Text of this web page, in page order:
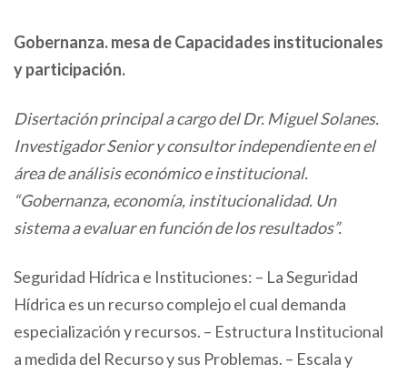
Gobernanza. mesa de Capacidades institucionales
y participación.
Disertación principal a cargo del Dr. Miguel Solanes.
Investigador Senior y consultor independiente en el
área de análisis económico e institucional.
“Gobernanza, economía, institucionalidad. Un
sistema a evaluar en función de los resultados”.
Seguridad Hídrica e Instituciones: – La Seguridad
Hídrica es un recurso complejo el cual demanda
especialización y recursos. – Estructura Institucional
a medida del Recurso y sus Problemas. – Escala y